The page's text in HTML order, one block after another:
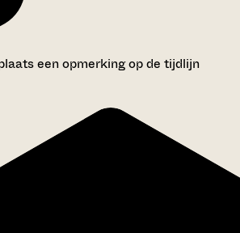
een opmerking op de tijdlijn